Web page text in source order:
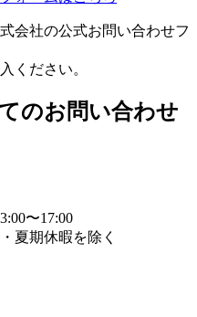
会社の公式お問い合わせフ
ください。
のお問い合わせ
〜17:00
夏期休暇を除く